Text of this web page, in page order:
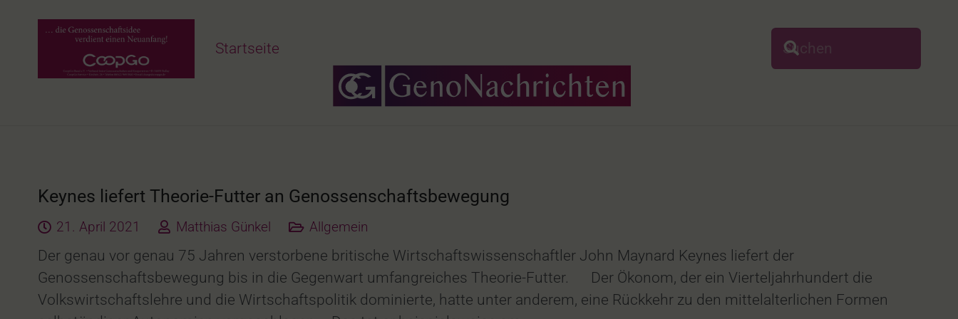
Startseite
Keynes liefert Theorie-Futter an Genossenschaftsbewegung
21. April 2021 Matthias Günkel Allgemein
Der genau vor genau 75 Jahren verstorbene britische Wirtschaftswissenschaftler John Maynard Keynes liefert der
Genossenschaftsbewegung bis in die Gegenwart umfangreiches Theorie-Futter. Der Ökonom, der ein Vierteljahrhundert die
Volkswirtschaftslehre und die Wirtschaftspolitik dominierte, hatte unter anderem, eine Rückkehr zu den mittelalterlichen Formen